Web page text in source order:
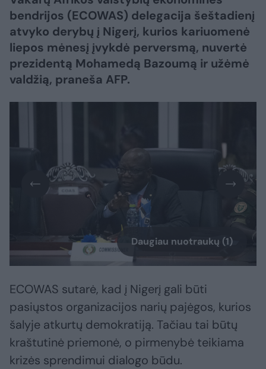
bendrijos (ECOWAS) delegacija šeštadienį
atvyko derybų į Nigerį, kurios kariuomenė
liepos mėnesį įvykdė perversmą, nuvertė
prezidentą Mohamedą Bazoumą ir užėmė
valdžią, praneša AFP.
Daugiau nuotraukų (1)
ECOWAS sutarė, kad į Nigerį gali būti
pasiųstos organizacijos narių pajėgos, kurios
šalyje atkurtų demokratiją. Tačiau tai būtų
kraštutinė priemonė, o pirmenybė teikiama
krizės sprendimui dialogo būdu.